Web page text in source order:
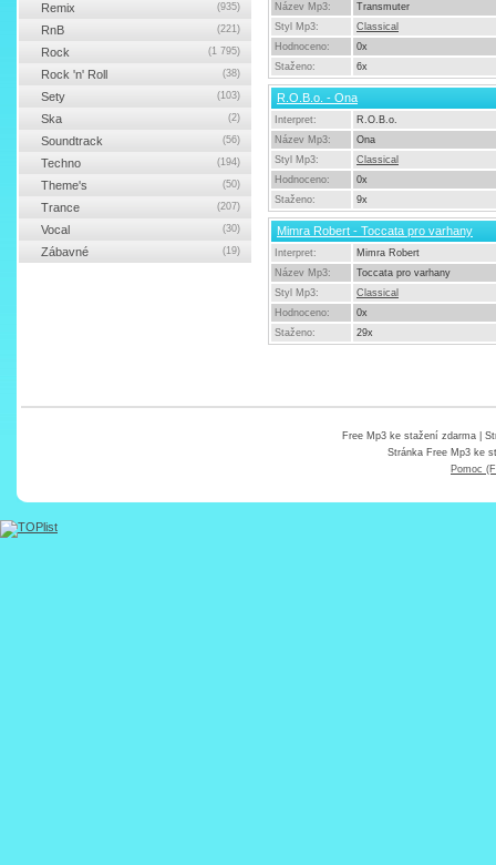
Název Mp3:
Transmuter
Styl Mp3:
Classical
Hodnoceno:
0x
Staženo:
6x
R.O.B.o. - Ona
Interpret:
R.O.B.o.
Název Mp3:
Ona
Styl Mp3:
Classical
Hodnoceno:
0x
Staženo:
9x
Mimra Robert - Toccata pro varhany
Interpret:
Mimra Robert
Název Mp3:
Toccata pro varhany
Styl Mp3:
Classical
Hodnoceno:
0x
Staženo:
29x
Remix (935)
RnB (221)
Rock (1 795)
Rock 'n' Roll (38)
Sety (103)
Ska (2)
Soundtrack (56)
Techno (194)
Theme's (50)
Trance (207)
Vocal (30)
Zábavné (19)
Free Mp3 ke stažení zdarma|
Stránka Free Mp3 ke
Pomoc